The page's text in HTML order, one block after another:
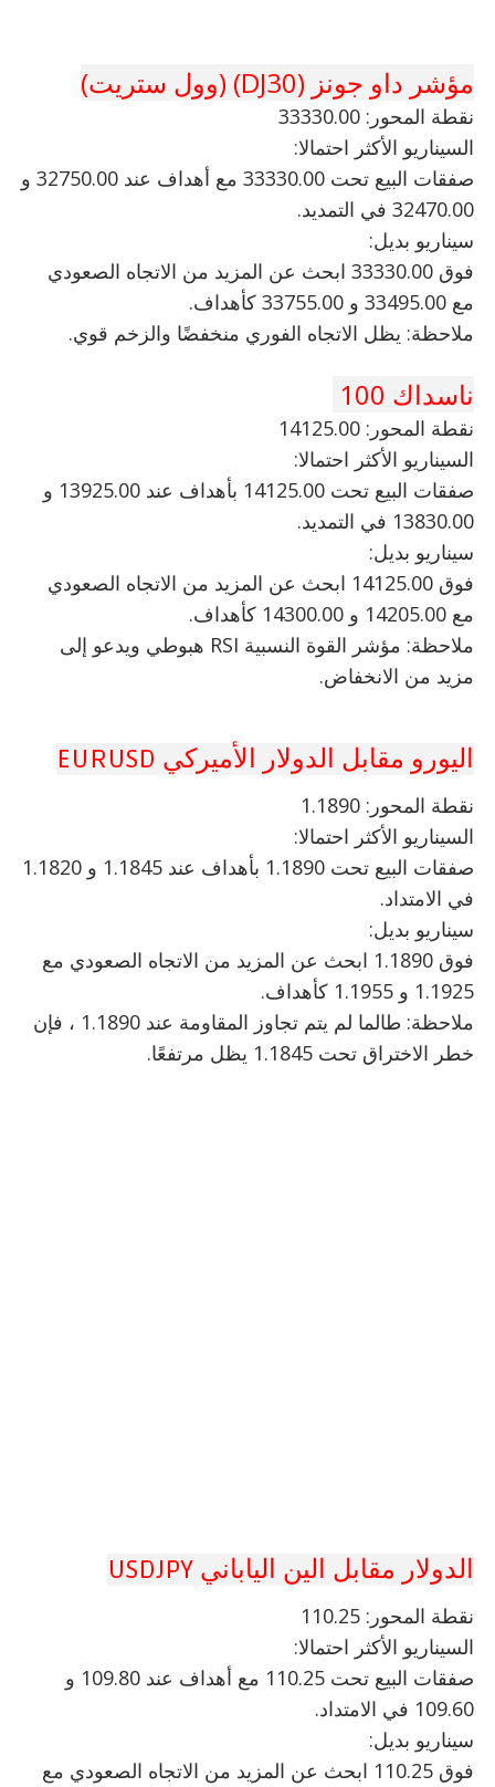
مؤشر داو جونز (DJ30) (وول ستريت)
نقطة المحور: 33330.00
السيناريو الأكثر احتمالا:
صفقات البيع تحت 33330.00 مع أهداف عند 32750.00 و
32470.00 في التمديد.
سيناريو بديل:
فوق 33330.00 ابحث عن المزيد من الاتجاه الصعودي
مع 33495.00 و 33755.00 كأهداف.
ملاحظة: يظل الاتجاه الفوري منخفضًا والزخم قوي.
ناسداك 100
نقطة المحور: 14125.00
السيناريو الأكثر احتمالا:
صفقات البيع تحت 14125.00 بأهداف عند 13925.00 و
13830.00 في التمديد.
سيناريو بديل:
فوق 14125.00 ابحث عن المزيد من الاتجاه الصعودي
مع 14205.00 و 14300.00 كأهداف.
ملاحظة: مؤشر القوة النسبية RSI هبوطي ويدعو إلى
مزيد من الانخفاض.
اليورو مقابل الدولار الأميركي EURUSD
نقطة المحور: 1.1890
السيناريو الأكثر احتمالا:
صفقات البيع تحت 1.1890 بأهداف عند 1.1845 و 1.1820
في الامتداد.
سيناريو بديل:
فوق 1.1890 ابحث عن المزيد من الاتجاه الصعودي مع
1.1925 و 1.1955 كأهداف.
ملاحظة: طالما لم يتم تجاوز المقاومة عند 1.1890 ، فإن
خطر الاختراق تحت 1.1845 يظل مرتفعًا.
الدولار مقابل الين الياباني USDJPY
نقطة المحور: 110.25
السيناريو الأكثر احتمالا:
صفقات البيع تحت 110.25 مع أهداف عند 109.80 و
109.60 في الامتداد.
سيناريو بديل:
فوق 110.25 ابحث عن المزيد من الاتجاه الصعودي مع